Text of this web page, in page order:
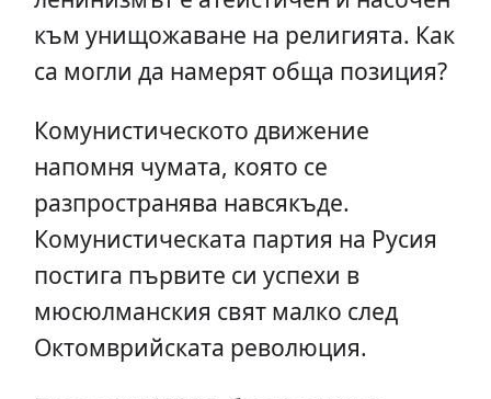
към унищожаване на религията. Как
са могли да намерят обща позиция?
Комунистическото движение
напомня чумата, която се
разпространява навсякъде.
Комунистическата партия на Русия
постига първите си успехи в
мюсюлманския свят малко след
Октомврийската революция.